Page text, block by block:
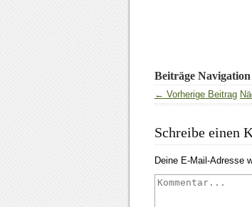
Beiträge Navigation
← Vorherige Beitrag
Schreibe einen
Deine E-Mail-Adresse